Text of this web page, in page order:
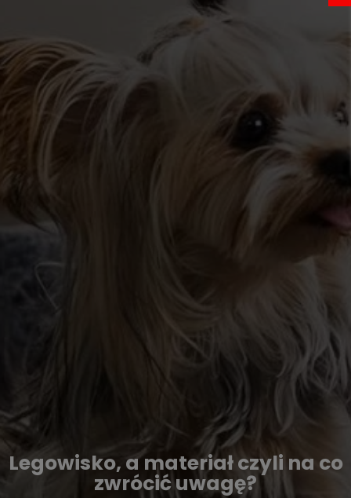
listy z poprzedniej sesji.
Legowisko, a materiał czyli na co
zwrócić uwagę?